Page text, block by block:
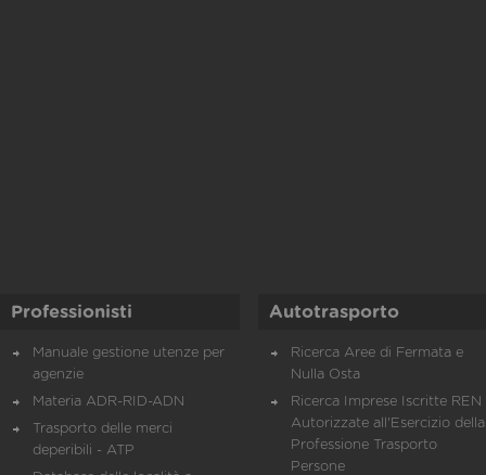
Professionisti
Manuale gestione utenze per
agenzie
Materia ADR-RID-ADN
Trasporto delle merci
deperibili - ATP
Autotrasporto
Ricerca Aree di Fermata e
Nulla Osta
Ricerca Imprese Iscritte REN
Autorizzate all'Esercizio della
Professione Trasporto
Persone